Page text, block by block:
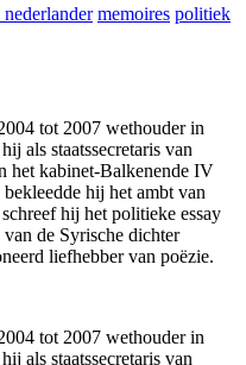
memoires politiek
tot 2007 wethouder in
als staatssecretaris van
het kabinet-Balkenende IV
hij het ambt van
hij het politieke essay
de Syrische dichter
liefhebber van poëzie.
tot 2007 wethouder in
als staatssecretaris van